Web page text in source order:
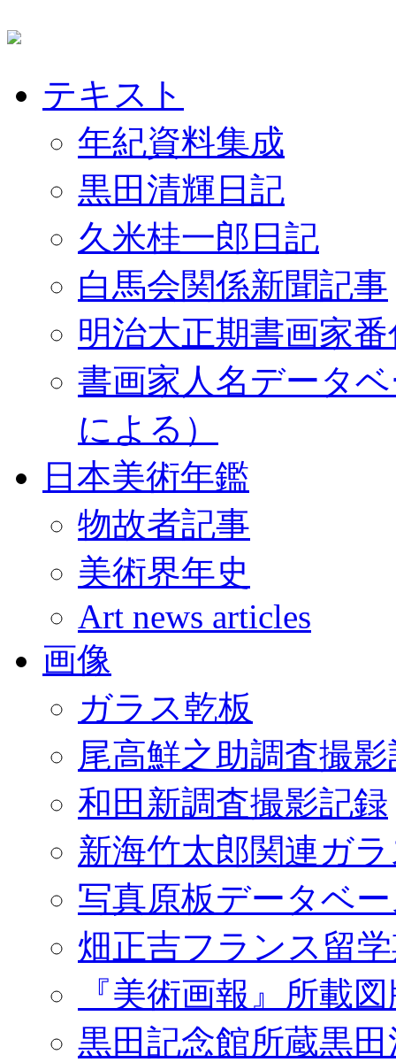
テキスト
年紀資料集成
黒田清輝日記
久米桂一郎日記
白馬会関係新聞記事
明治大正期書画家
書画家人名データ
による）
日本美術年鑑
物故者記事
美術界年史
Art news articles
画像
ガラス乾板
尾高鮮之助調査撮
和田新調査撮影記録
新海竹太郎関連ガ
写真原板データベ
畑正吉フランス留
『美術画報』所載
黒田記念館所蔵黒